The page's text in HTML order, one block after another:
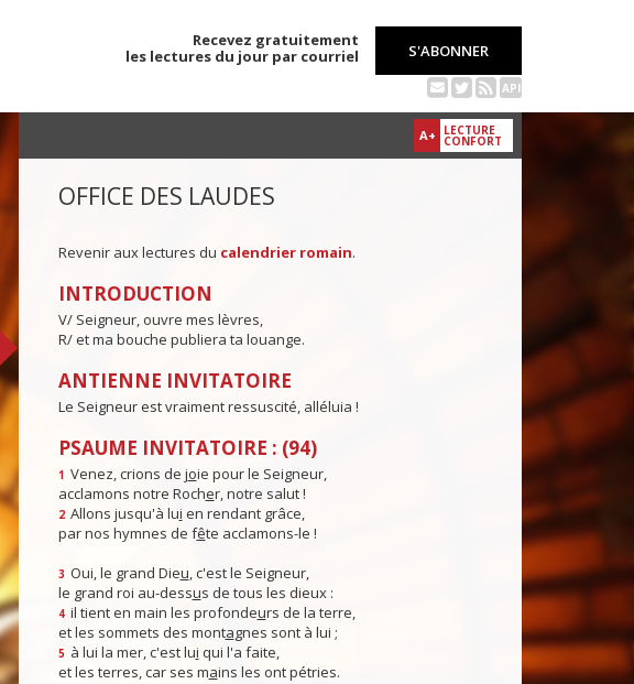
Recevez gratuitement
les lectures du jour par courriel
S'ABONNER
API
A+ LECTURE
CONFORT
OFFICE DES LAUDES
Revenir aux lectures du calendrier romain.
INTRODUCTION
V/ Seigneur, ouvre mes lèvres,
R/ et ma bouche publiera ta louange.
ANTIENNE INVITATOIRE
Le Seigneur est vraiment ressuscité, alléluia !
PSAUME INVITATOIRE : (94)
1 Venez, crions de joie pour le Seigneur,
acclamons notre Rocher, notre salut !
2 Allons jusqu'à lui en rendant grâce,
par nos hymnes de fête acclamons-le !
3 Oui, le grand Dieu, c'est le Seigneur,
le grand roi au-dessus de tous les dieux :
4 il tient en main les profondeurs de la terre,
et les sommets des montagnes sont à lui ;
5 à lui la mer, c'est lui qui l'a faite,
et les terres, car ses mains les ont pétries.